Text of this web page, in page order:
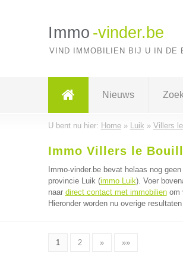
Immo -vinder.be
VIND IMMOBILIEN BIJ U IN DE
Nieuws
U bent nu hier: Home» Luik » Villers
Immo Villers le
Immo-vinder.be bevat helaas nog geen
provincie Luik (immo Luik). Voer
naar direct contact met immobilienom
Hieronder worden nu overige
1 2 » »»